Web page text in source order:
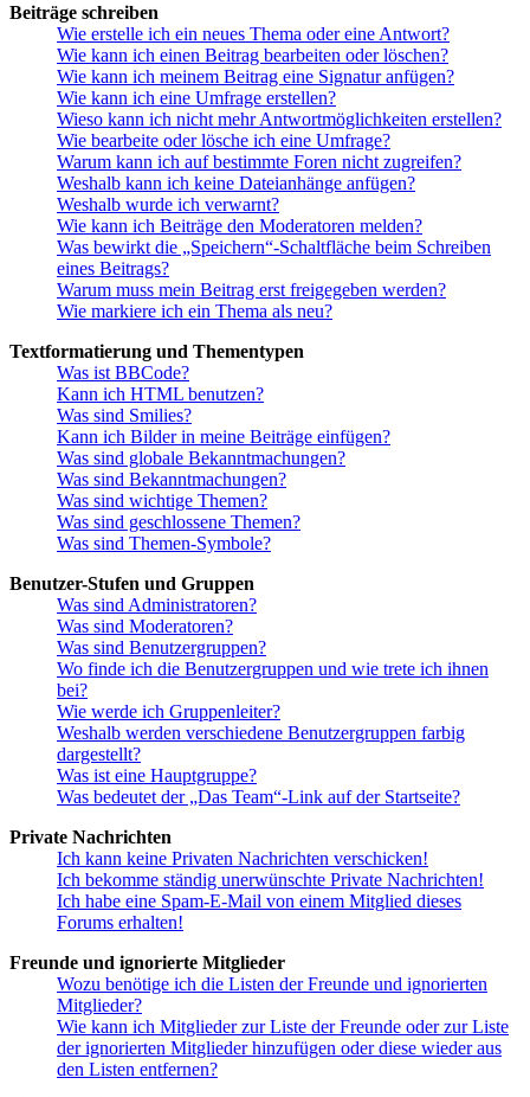
Beiträge schreiben
Wie erstelle ich ein neues Thema oder eine Antwort?
Wie kann ich einen Beitrag bearbeiten oder löschen?
Wie kann ich meinem Beitrag eine Signatur anfügen?
Wie kann ich eine Umfrage erstellen?
Wieso kann ich nicht mehr Antwortmöglichkeiten erstellen?
Wie bearbeite oder lösche ich eine Umfrage?
Warum kann ich auf bestimmte Foren nicht zugreifen?
Weshalb kann ich keine Dateianhänge anfügen?
Weshalb wurde ich verwarnt?
Wie kann ich Beiträge den Moderatoren melden?
Was bewirkt die „Speichern“-Schaltfläche beim Schreiben
eines Beitrags?
Warum muss mein Beitrag erst freigegeben werden?
Wie markiere ich ein Thema als neu?
Textformatierung und Thementypen
Was ist BBCode?
Kann ich HTML benutzen?
Was sind Smilies?
Kann ich Bilder in meine Beiträge einfügen?
Was sind globale Bekanntmachungen?
Was sind Bekanntmachungen?
Was sind wichtige Themen?
Was sind geschlossene Themen?
Was sind Themen-Symbole?
Benutzer-Stufen und Gruppen
Was sind Administratoren?
Was sind Moderatoren?
Was sind Benutzergruppen?
Wo finde ich die Benutzergruppen und wie trete ich ihnen
bei?
Wie werde ich Gruppenleiter?
Weshalb werden verschiedene Benutzergruppen farbig
dargestellt?
Was ist eine Hauptgruppe?
Was bedeutet der „Das Team“-Link auf der Startseite?
Private Nachrichten
Ich kann keine Privaten Nachrichten verschicken!
Ich bekomme ständig unerwünschte Private Nachrichten!
Ich habe eine Spam-E-Mail von einem Mitglied dieses
Forums erhalten!
Freunde und ignorierte Mitglieder
Wozu benötige ich die Listen der Freunde und ignorierten
Mitglieder?
Wie kann ich Mitglieder zur Liste der Freunde oder zur Liste
der ignorierten Mitglieder hinzufügen oder diese wieder aus
den Listen entfernen?